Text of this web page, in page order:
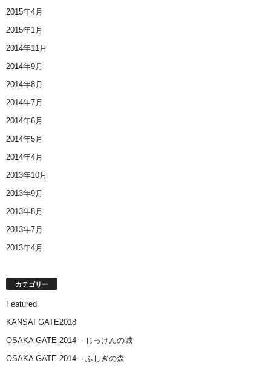
2015年4月
2015年1月
2014年11月
2014年9月
2014年8月
2014年7月
2014年6月
2014年5月
2014年4月
2013年10月
2013年9月
2013年8月
2013年7月
2013年4月
カテゴリー
Featured
KANSAI GATE2018
OSAKA GATE 2014 – じっけんの城
OSAKA GATE 2014 – ふしぎの森